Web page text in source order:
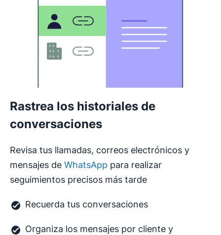
Rastrea los historiales de
conversaciones
Revisa tus llamadas, correos electrónicos y
mensajes de WhatsApp para realizar
seguimientos precisos más tarde
Recuerda tus conversaciones
Organiza los mensajes por cliente y